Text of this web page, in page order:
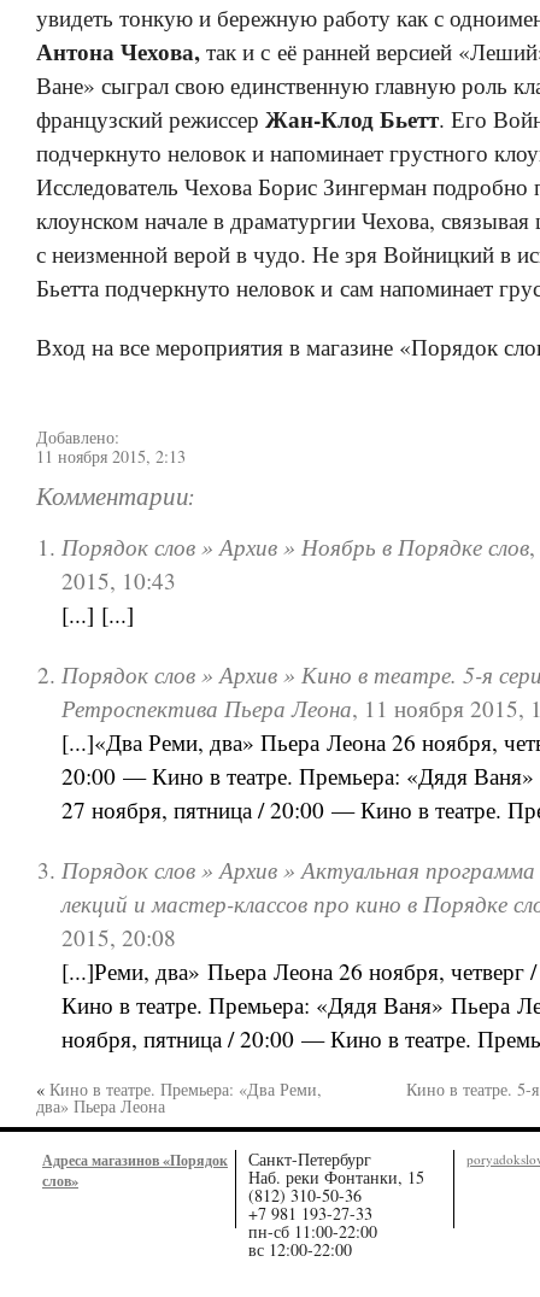
увидеть тонкую и бережную работу как с
Антона Чехова, так и с её ранней версией
Ване» сыграл свою единственную главную роль
французский режиссер Жан-Клод Бьетт. Его
подчеркнуто неловок и напоминает грустного
Исследователь Чехова Борис Зингерман подробно
клоунском начале в драматургии Чехова,
с неизменной верой в чудо. Не зря Войницкий в
Бьетта подчеркнуто неловок и сам напоминает
Вход на все мероприятия в магазине «Порядок
Добавлено:
11 ноября 2015, 2:13
Комментарии:
Порядок слов » Архив » Ноябрь в Порядке слов
2015, 10:43
[...] [...]
Порядок слов » Архив » Кино в театре. 5-я
Ретроспектива Пьера Леона, 11 ноября 2015,
[...]«Два Реми, два» Пьера Леона 26 ноября,
20:00 — Кино в театре. Премьера: «Дядя
27 ноября, пятница / 20:00 — Кино в театре.
Порядок слов » Архив » Актуальная программа
лекций и мастер-классов про кино в Порядке
2015, 20:08
[...]Реми, два» Пьера Леона 26 ноября,
Кино в театре. Премьера: «Дядя Ваня» Пьера
ноября, пятница / 20:00 — Кино в театре.
« Кино в театре. Премьера: «Два Реми,
два» Пьера Леона
Кино в театре. 5-
Адреса магазинов «Порядок
слов»
Санкт-Петербург
Наб. реки Фонтанки, 15
(812) 310-50-36
+7 981 193-27-33
пн-сб 11:00-22:00
вс 12:00-22:00